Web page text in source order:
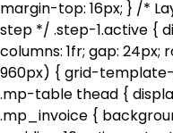
margin-top: 16px; } /*
step */ .step-1.active {
columns: 1fr; gap: 24px;
960px) { grid-template-
.mp-table thead {
.mp_invoice {